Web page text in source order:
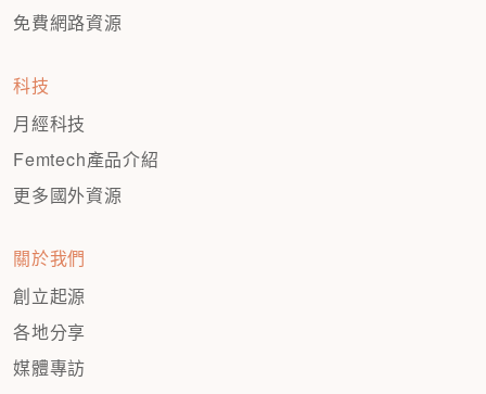
免費網路資源
科技
月經科技
Femtech產品介紹
更多國外資源
關於我們
創立起源
各地分享
媒體專訪